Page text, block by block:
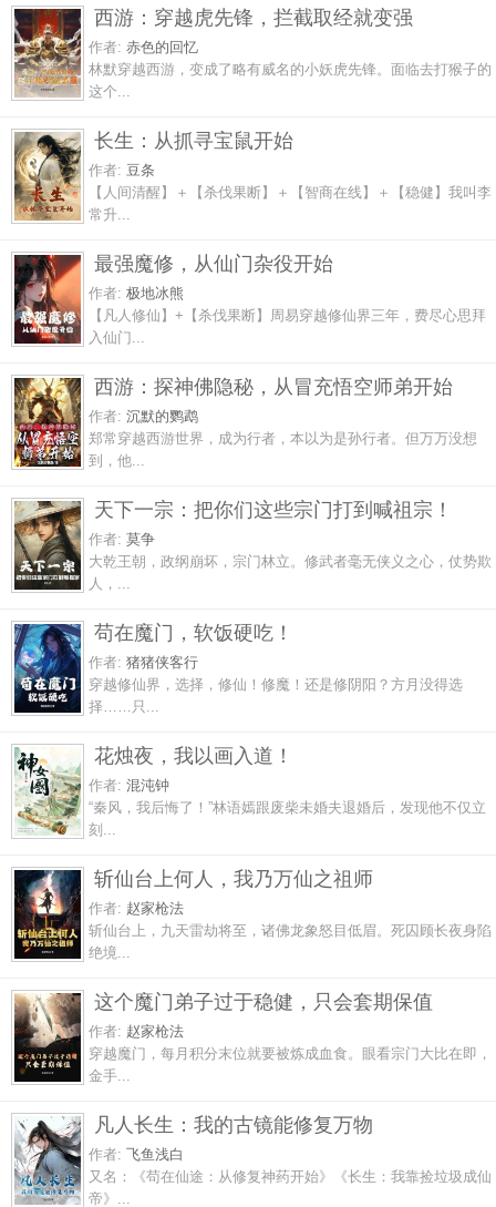
西游：穿越虎先锋，拦截取经就变强
作者: 赤色的回忆
林默穿越西游，变成了略有威名的小妖虎先锋。面临去打猴子的
这个...
长生：从抓寻宝鼠开始
作者: 豆条
【人间清醒】＋【杀伐果断】＋【智商在线】＋【稳健】我叫李
常升...
最强魔修，从仙门杂役开始
作者: 极地冰熊
【凡人修仙】+【杀伐果断】周易穿越修仙界三年，费尽心思拜
入仙门...
西游：探神佛隐秘，从冒充悟空师弟开始
作者: 沉默的鹦鹉
郑常穿越西游世界，成为行者，本以为是孙行者。但万万没想
到，他...
天下一宗：把你们这些宗门打到喊祖宗！
作者: 莫争
大乾王朝，政纲崩坏，宗门林立。修武者毫无侠义之心，仗势欺
人，...
苟在魔门，软饭硬吃！
作者: 猪猪侠客行
穿越修仙界，选择，修仙！修魔！还是修阴阳？方月没得选
择……只...
花烛夜，我以画入道！
作者: 混沌钟
“秦风，我后悔了！”林语嫣跟废柴未婚夫退婚后，发现他不仅立
刻...
斩仙台上何人，我乃万仙之祖师
作者: 赵家枪法
斩仙台上，九天雷劫将至，诸佛龙象怒目低眉。死囚顾长夜身陷
绝境...
这个魔门弟子过于稳健，只会套期保值
作者: 赵家枪法
穿越魔门，每月积分末位就要被炼成血食。眼看宗门大比在即，
金手...
凡人长生：我的古镜能修复万物
作者: 飞鱼浅白
又名：《苟在仙途：从修复神药开始》《长生：我靠捡垃圾成仙
帝》...